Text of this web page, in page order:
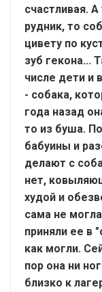
счастливая.
рудник, то
цивету по
зуб гекона...
числе дети и
- собака,
года назад
то из буша.
бабуины и
делают с
нет,
худой и
сама не
приняли ее в
как могли.
пор она ни
близко к